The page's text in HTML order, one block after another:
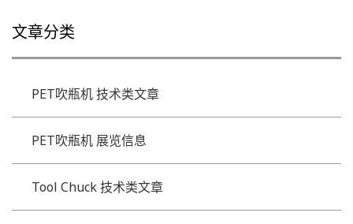
文章分类
PET吹瓶机 技术类文章
PET吹瓶机 展览信息
Tool Chuck 技术类文章